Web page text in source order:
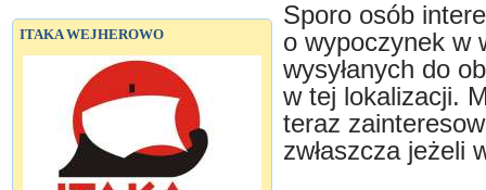
ITAKA WEJHEROWO
Sporo osób
o wypoczynek w
wysyłanych do
w tej lokalizacji.
teraz
zwłaszcza jeżeli